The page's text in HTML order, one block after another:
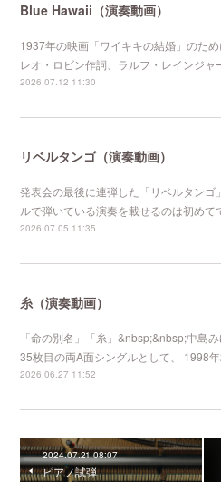
Blue Hawaii（演奏動画）
1937年の映画「ワイキキの結婚」のた
レオ・ロビン作詞、ラルフ・レインジャ
2026.07.12 11:30
リベルタンゴ（演奏動画）
発表会の最後に連弾した「リベルタンゴ
ルで弾いている演奏を載せるのは初めて
2026.07.05 11:35
糸（演奏動画）
「命の別名」「糸」&nbsp;&nbsp;中島
35枚目の両A面シングルとして、 1998
2026.06.27 11:52
2024.07.21 08:07
ピアノ試弾